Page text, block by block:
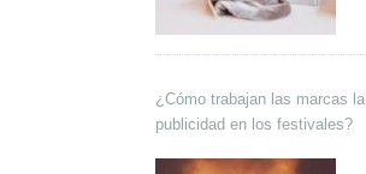
¿Cómo trabajan las marcas la
publicidad en los festivales?